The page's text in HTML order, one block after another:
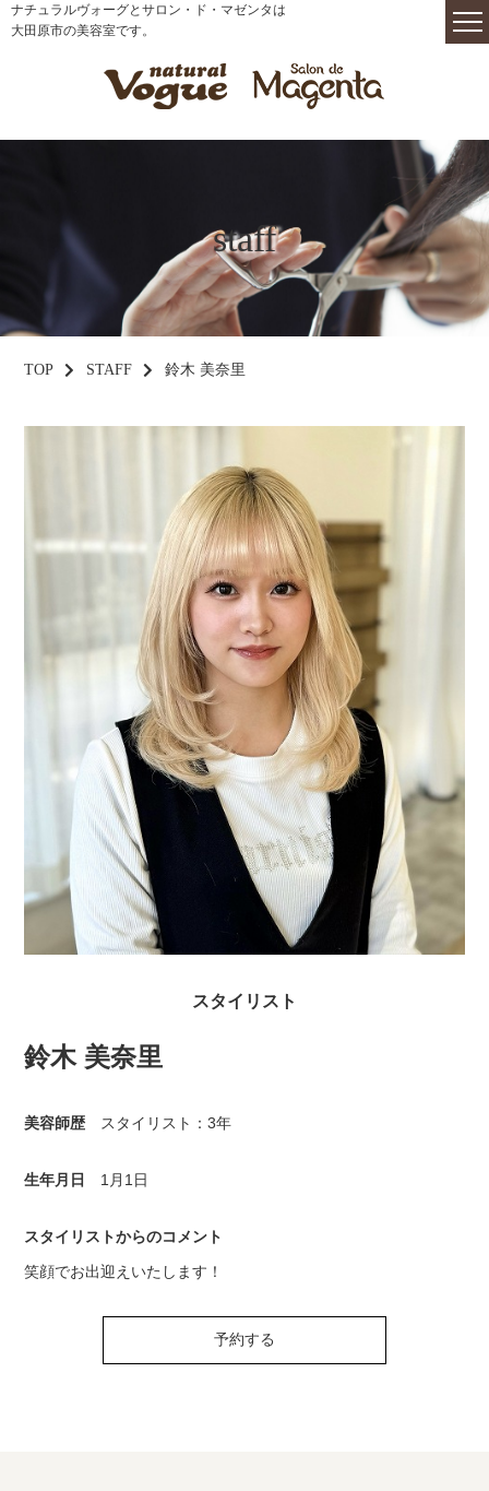
ナチュラルヴォーグとサロン・ド・マゼンタは
大田原市の美容室です。
staff
TOP STAFF 鈴木 美奈里
スタイリスト
鈴木 美奈里
美容師歴 スタイリスト：3年
生年月日 1月1日
スタイリストからのコメント
笑顔でお出迎えいたします！
予約する